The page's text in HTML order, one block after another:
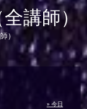
講師）
）
» 今日